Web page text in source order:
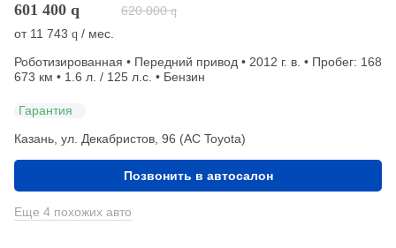
601 400 q 620 000 q
от 11 743 q / мес.
Роботизированная • Передний привод • 2012 г. в. • Пробег: 168
673 км • 1.6 л. / 125 л.с. • Бензин
Гарантия
Казань, ул. Декабристов, 96 (АС Toyota)
Позвонить в автосалон
Еще 4 похожих авто